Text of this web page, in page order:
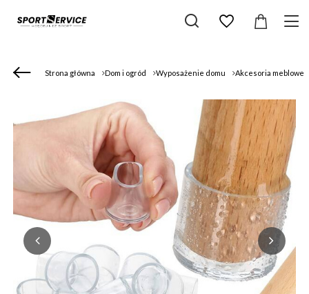
Strona główna Dom i ogród Wyposażenie domu Akcesoria meblowe